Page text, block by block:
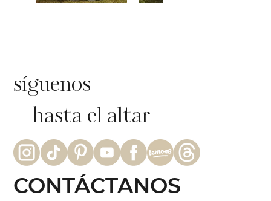
síguenos
hasta el altar
CONTÁCTANOS